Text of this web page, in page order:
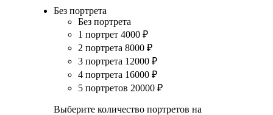
Без портрета
Без портрета
1 портрет 4000 ₽
2 портрета 8000 ₽
3 портрета 12000 ₽
4 портрета 16000 ₽
5 портретов 20000 ₽
Выберите количество портретов на